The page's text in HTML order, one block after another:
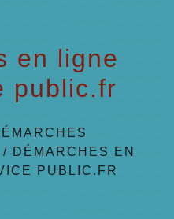
en ligne
public.fr
/ DÉMARCHES EN
PUBLIC.FR